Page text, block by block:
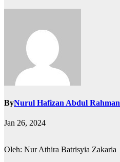
ByNurul Hafizan Abdul Rahman
Jan 26, 2024
Oleh: Nur Athira Batrisyia Zakaria